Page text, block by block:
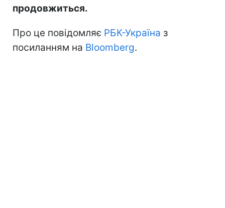
продовжиться.
Про це повідомляє РБК-Україна з
посиланням на Bloomberg.